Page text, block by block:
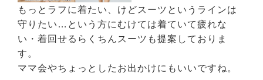
もっとラフに着たい、けどスーツというラインは
守りたい…という方にむけては着ていて疲れな
い・着回せるらくちんスーツも提案しておりま
す。
ママ会やちょっとしたお出かけにもいいですね。